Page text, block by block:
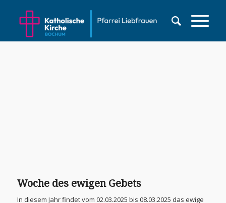
Woche des ewigen Gebets
In diesem Jahr findet vom 02.03.2025 bis 08.03.2025 das ewige